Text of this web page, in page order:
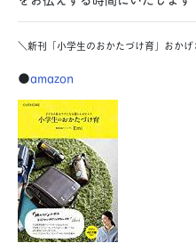
＼新刊「小学生のおかたづけ育」おか
●amazon